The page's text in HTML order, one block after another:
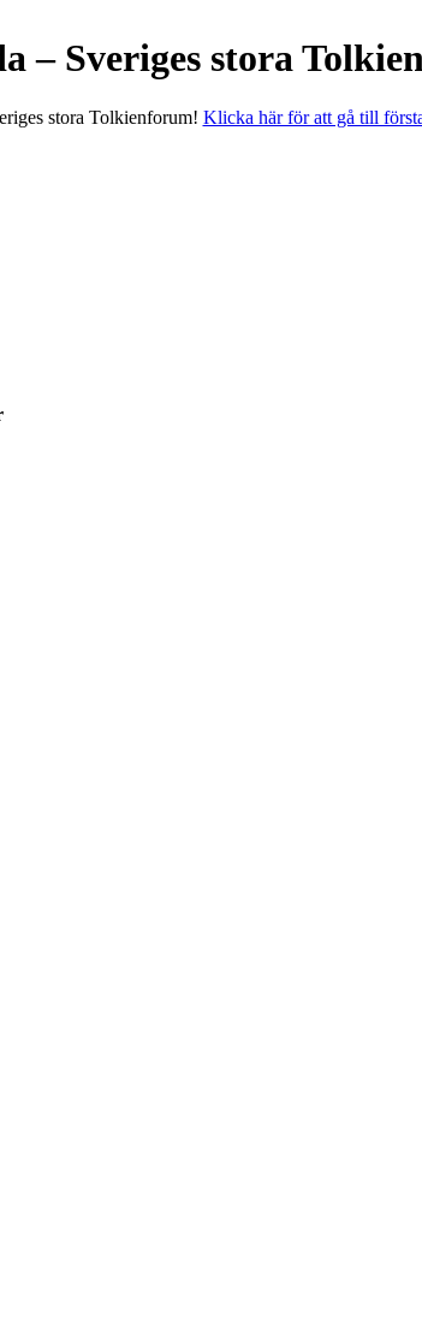
– Sveriges stora
stora Tolkienforum! Klicka här för att gå till